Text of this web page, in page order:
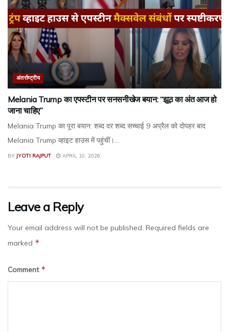
अंतर्राष्ट्रीय
Melania Trump का एपस्टीन पर सनसनीखेज बयान: “झूठ का अंत आज हो
जाना चाहिए”
Melania Trump का पूरा बयान: शब्द दर शब्द सच्चाई 9 अप्रैल को दोपहर बाद
Melania Trump व्हाइट हाउस में पहुंचीं।...
BY JYOTI RAJPUT APRIL 10, 2026
Leave a Reply
Your email address will not be published. Required fields are
marked *
Comment *